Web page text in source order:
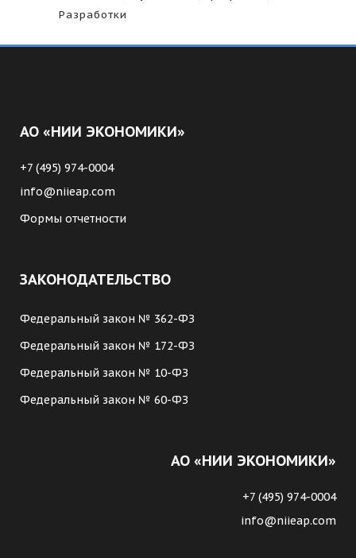
Разработки
АО «НИИ ЭКОНОМИКИ»
+7 (495) 974-0004
info@niieap.com
Формы отчетности
ЗАКОНОДАТЕЛЬСТВО
Федеральный закон № 362-ФЗ
Федеральный закон № 172-ФЗ
Федеральный закон № 10-ФЗ
Федеральный закон № 60-ФЗ
АО «НИИ ЭКОНОМИКИ»
+7 (495) 974-0004
info@niieap.com